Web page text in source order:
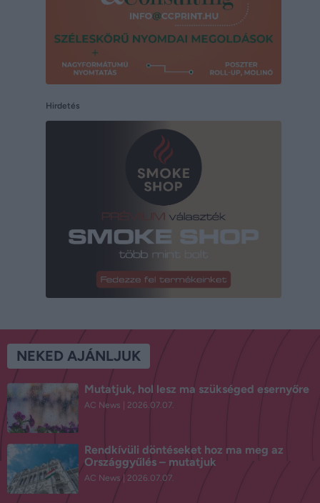
Hirdetés
NEKED AJÁNLJUK
Mutatjuk, hol lesz ma szükséged esernyőre
AC News 2026.07.07.
Rendkívüli döntéseket hoz ma meg az
Országgyűlés – mutatjuk
AC News 2026.07.07.